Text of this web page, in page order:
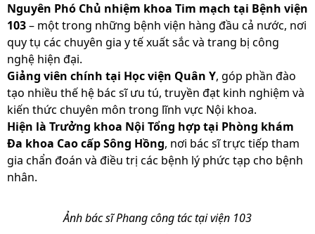
Nguyên Phó Chủ nhiệm khoa Tim mạch tại Bệnh viện
103– một trong những bệnh viện hàng đầu cả nước, nơi
quy tụ các chuyên gia y tế xuất sắc và trang bị công
nghệ hiện đại.
Giảng viên chính tại Học viện Quân Y, góp phần đào
tạo nhiều thế hệ bác sĩ ưu tú, truyền đạt kinh nghiệm và
kiến thức chuyên môn trong lĩnh vực Nội khoa.
Hiện là Trưởng khoa Nội Tổng hợp tại Phòng khám
Đa khoa Cao cấp Sông Hồng, nơi bác sĩ trực tiếp tham
gia chẩn đoán và điều trị các bệnh lý phức tạp cho bệnh
nhân.
Ảnh bác sĩ Phang công tác tại viện 103